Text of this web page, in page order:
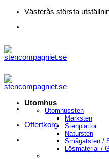
Skip
content
Västerås största
Offertkorg
Utomhus
Utomhussten
Marksten
Stenplattor
Natursten
Smågatsten /
Lösmaterial /